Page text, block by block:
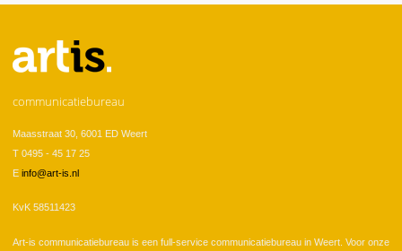
U bent hier
communicatiebureau
Maasstraat 30, 6001 ED Weert
T 0495 - 45 17 25
E info@art-is.nl
KvK 58511423
Art-is communicatiebureau is een full-service communicatiebureau in Weert. Voor onze